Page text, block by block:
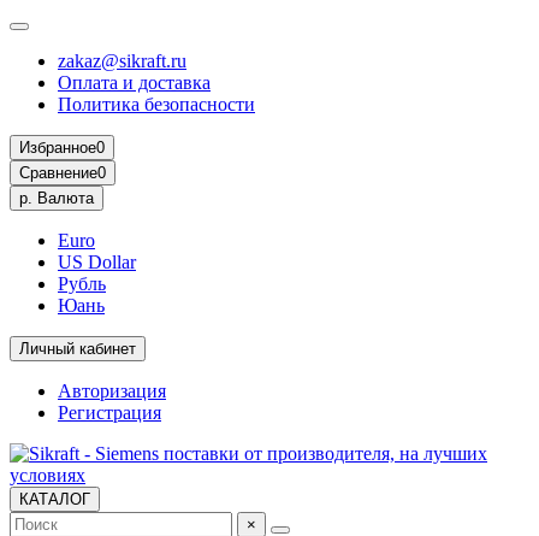
zakaz@sikraft.ru
Оплата и доставка
Политика безопасности
Избранное0
Сравнение0
р. Валюта
Euro
US Dollar
Рубль
Юань
Личный кабинет
Авторизация
Регистрация
КАТАЛОГ
×